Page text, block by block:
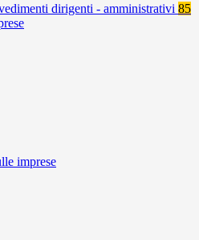
dirigenti - amministrativi 85
imprese